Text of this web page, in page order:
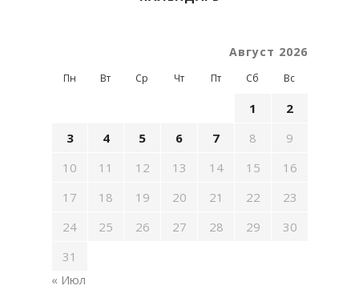
Август 2026
Пн Вт Ср Чт Пт Сб Вс
1
2
3
4 5 6 7 8
9
10
11 12 13 14 15
16
17
18 19 20 21 22
23
24
25 26 27 28 29
30
31
« Июл